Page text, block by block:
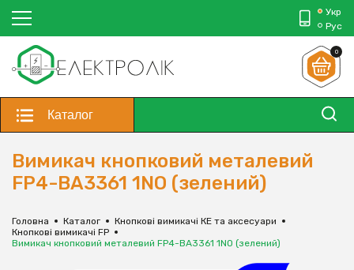
Укр
Рус
0
Каталог
Вимикач кнопковий металевий
FP4-BA3361 1NО (зелений)
Головна Каталог
Кнопкові вимикачі КЕ та аксесуари
Кнопкові вимикачі FP
Вимикач кнопковий металевий FP4-BA3361 1NО (зелений)